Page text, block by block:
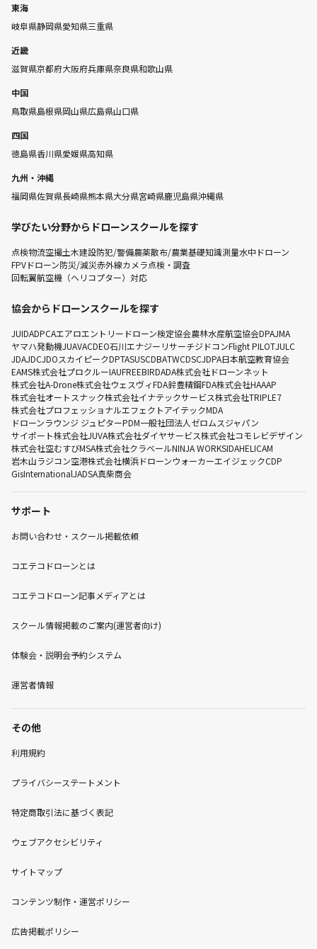
東海
岐阜県静岡県愛知県三重県
近畿
滋賀県京都府大阪府兵庫県奈良県和歌山県
中国
鳥取県島根県岡山県広島県山口県
四国
徳島県香川県愛媛県高知県
九州・沖縄
福岡県佐賀県長崎県熊本県大分県宮崎県鹿児島県沖縄県
学びたい分野からドローンスクールを探す
点検物流空撮土木建設防犯/警備農薬散布/農業基礎知識測量水中ドローン
FPVドローン防災/減災赤外線カメラ点検・調査
回転翼航空機（ヘリコプター）対応
協会からドローンスクールを探す
JUIDADPCAエアロエントリー ドローン検定協会農林水産航空協会DPAJMA
ヤマハ発動機JUAVACDEO石川エナジーリサーチジドコンFlight PILOTJULC
JDAJDCJDOスカイピークDPTASUSCDBATWCDSCJDPA日本航空教育協会
EAMS株式会社プロクルーIAUFREEBIRDADA株式会社ドローンネット
株式会社A-Drone株式会社ウェスヴィFDA鈴豊精鋼FDA株式会社HAAAP
株式会社オートスナック株式会社イナテックサービス株式会社TRIPLE7
株式会社プロフェッショナルエフェクトアイテックMDA
ドローンラウンジ ジュピターPDM一般社団法人ゼロムスジャパン
サイポート株式会社JUVA株式会社ダイヤサービス株式会社コモレビデザイン
株式会社空むすびMSA株式会社クラベールNINJA WORKSIDAHELICAM
岩木山ラジコン空港株式会社横浜ドローンウォーカーエイジェックCDP
GisInternationalJADSA真柴商会
サポート
お問い合わせ・スクール掲載依頼
コエテコドローンとは
コエテコドローン記事メディアとは
スクール情報掲載のご案内(運営者向け)
体験会・説明会予約システム
運営者情報
その他
利用規約
プライバシーステートメント
特定商取引法に基づく表記
ウェブアクセシビリティ
サイトマップ
コンテンツ制作・運営ポリシー
広告掲載ポリシー